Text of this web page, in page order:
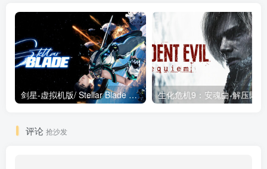
剑星-虚拟机版/ Stellar Blade v1.4.1|Build.19963153 终极版新补丁 送修改器 免安装中文版
评论 抢沙发